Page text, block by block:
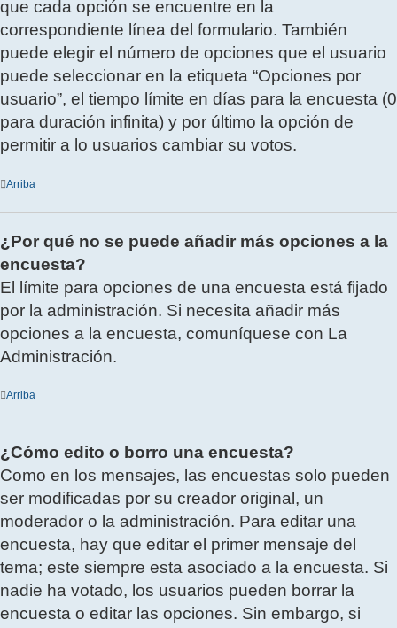
que cada opción se encuentre en la
correspondiente línea del formulario. También
puede elegir el número de opciones que el usuario
puede seleccionar en la etiqueta “Opciones por
usuario”, el tiempo límite en días para la encuesta (0
para duración infinita) y por último la opción de
permitir a lo usuarios cambiar su votos.
Arriba
¿Por qué no se puede añadir más opciones a la
encuesta?
El límite para opciones de una encuesta está fijado
por la administración. Si necesita añadir más
opciones a la encuesta, comuníquese con La
Administración.
Arriba
¿Cómo edito o borro una encuesta?
Como en los mensajes, las encuestas solo pueden
ser modificadas por su creador original, un
moderador o la administración. Para editar una
encuesta, hay que editar el primer mensaje del
tema; este siempre esta asociado a la encuesta. Si
nadie ha votado, los usuarios pueden borrar la
encuesta o editar las opciones. Sin embargo, si